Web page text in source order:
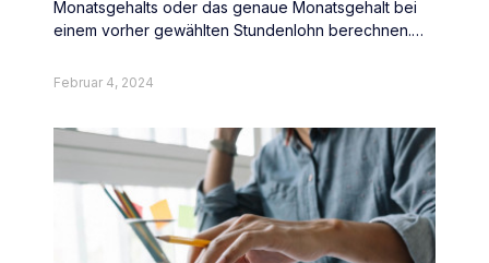
Monatsgehalts oder das genaue Monatsgehalt bei
einem vorher gewählten Stundenlohn berechnen.
Monatsstunden oder Wochenstunden basierend auf
Februar 4, 2024